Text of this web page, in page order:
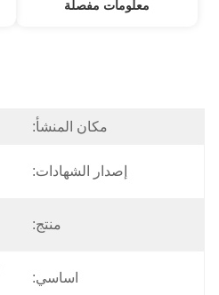
معلومات مفصلة
مكان المنشأ:
إصدار الشهادات:
منتج:
اساسي: